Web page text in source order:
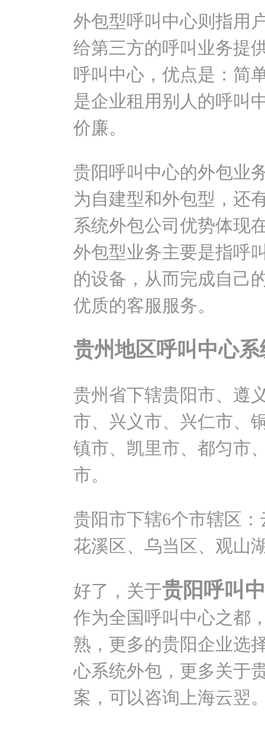
外包型呼叫中心则指用
给第三方的呼叫业务提
呼叫中心，优点是：简
是企业租用别人的呼叫
价廉。
贵阳呼叫中心的外包业
为自建型和外包型，还
系统外包公司优势体现
外包型业务主要是指呼
的设备，从而完成自己
优质的客服服务。
贵州地区呼叫中心
贵州省下辖贵阳市、遵
市、兴义市、兴仁市、
镇市、凯里市、都匀市
市。
贵阳市下辖6个市辖区
花溪区、乌当区、观山
好了，关于贵阳呼叫
作为全国呼叫中心之都
熟，更多的贵阳企业选
心系统外包，更多关于
案，可以咨询上海云翌